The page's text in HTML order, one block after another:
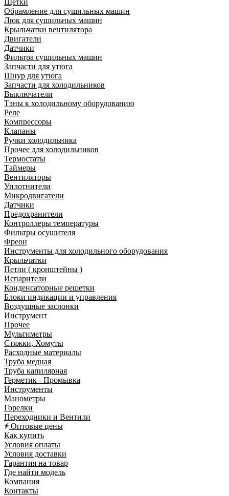
Щетки
Обрамление для сушильных машин
Люк для сушильных машин
Крыльчатки вентилятора
Двигатели
Датчики
Фильтра сушильных машин
Запчасти для утюга
Шнур для утюга
Запчасти для холодильников
Выключатели
Тэны к холодильному оборудованию
Реле
Компрессоры
Клапаны
Ручки холодильника
Прочее для холодильников
Термостаты
Таймеры
Вентиляторы
Уплотнители
Микродвигатели
Датчики
Предохранители
Контроллеры температуры
Фильтры осушителя
Фреон
Инструменты для холодильного оборудования
Крыльчатки
Петли ( кронштейны )
Испарители
Конденсаторные решетки
Блоки индикации и управления
Воздушные заслонки
Инструмент
Прочее
Мультиметры
Стяжки, Хомуты
Расходные материалы
Труба медная
Труба капилярная
Герметик - Промывка
Инструменты
Манометры
Горелки
Переходники и Вентили
Оптовые цены
Как купить
Условия оплаты
Условия доставки
Гарантия на товар
Где найти модель
Компания
Контакты